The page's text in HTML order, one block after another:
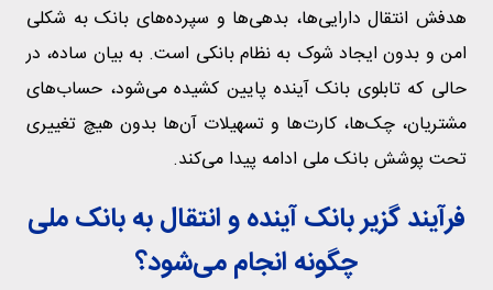
هدفش انتقال دارایی‌ها، بدهی‌ها و سپرده‌های بانک به شکلی
امن و بدون ایجاد شوک به نظام بانکی است. به بیان ساده، در
حالی که تابلوی بانک آینده پایین کشیده می‌شود، حساب‌های
مشتریان، چک‌ها، کارت‌ها و تسهیلات آن‌ها بدون هیچ تغییری
تحت پوشش بانک ملی ادامه پیدا می‌کند.
فرآیند گزیر بانک آینده و انتقال به بانک ملی
چگونه انجام می‌شود؟